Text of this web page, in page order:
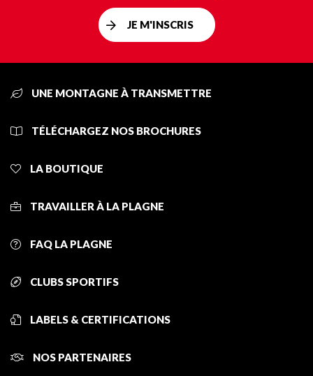
JE M'INSCRIS
UNE MONTAGNE À TRANSMETTRE
TÉLÉCHARGEZ NOS BROCHURES
LA BOUTIQUE
TRAVAILLER À LA PLAGNE
FAQ LA PLAGNE
CLUBS SPORTIFS
LABELS & CERTIFICATIONS
NOS PARTENAIRES